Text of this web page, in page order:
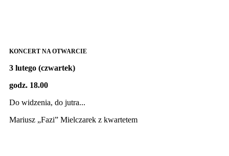
KONCERT NA OTWARCIE
3 lutego (czwartek)
godz. 18.00
Do widzenia, do jutra...
Mariusz „Fazi” Mielczarek z kwartetem